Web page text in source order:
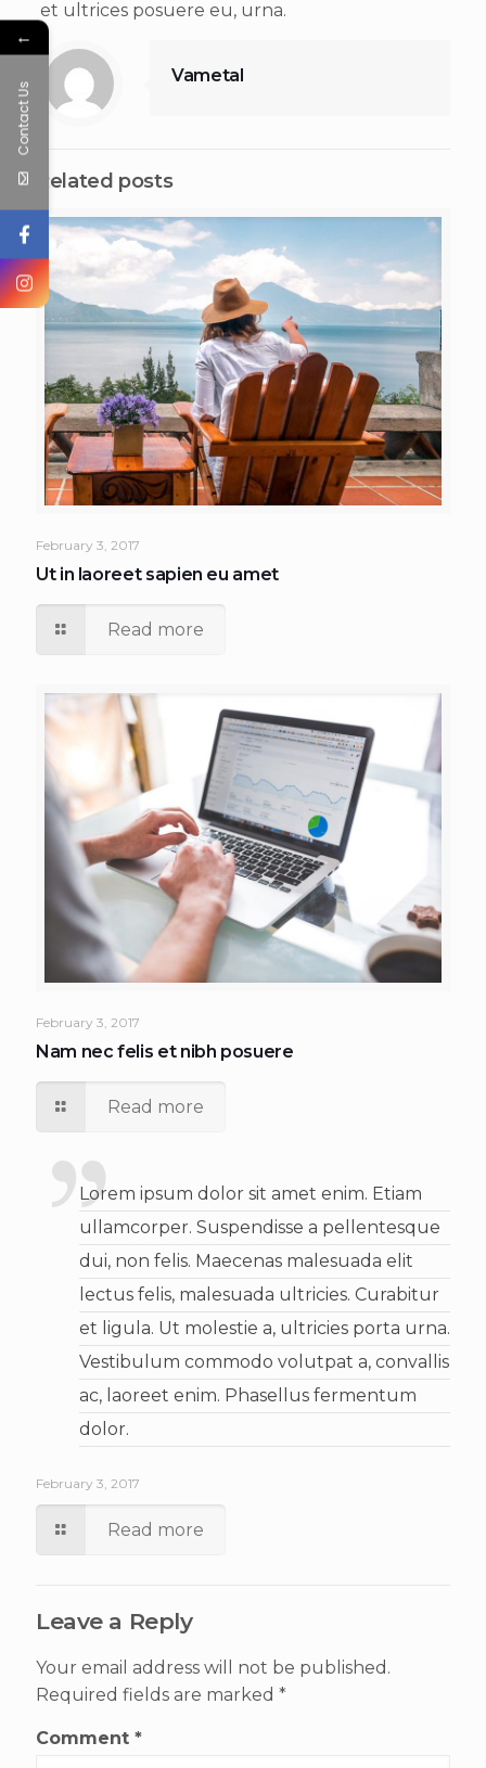
et ultrices posuere eu, urna.
Vametal
Related posts
February 3, 2017
Ut in laoreet sapien eu amet
Read more
February 3, 2017
Nam nec felis et nibh posuere
Read more
Lorem ipsum dolor sit amet enim. Etiam
ullamcorper. Suspendisse a pellentesque
dui, non felis. Maecenas malesuada elit
lectus felis, malesuada ultricies. Curabitur
et ligula. Ut molestie a, ultricies porta urna.
Vestibulum commodo volutpat a, convallis
ac, laoreet enim. Phasellus fermentum
dolor.
February 3, 2017
Read more
Leave a Reply
Your email address will not be published.
Required fields are marked *
Comment *
←
Contact Us